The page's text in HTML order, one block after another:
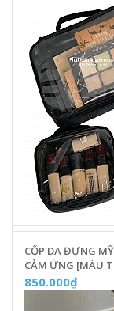
CỐP DA ĐỰNG
CẢM ỨNG [MÀU
850.000₫